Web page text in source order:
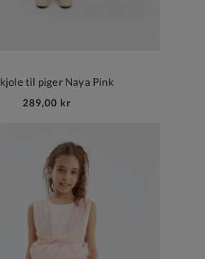
til piger Naya Pink
289,00 kr